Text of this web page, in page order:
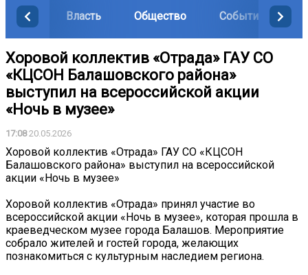
Власть Общество События
Хоровой коллектив «Отрада» ГАУ СО
«КЦСОН Балашовского района»
выступил на всероссийской акции
«Ночь в музее»
17:0820.05.2026
Хоровой коллектив «Отрада» ГАУ СО «КЦСОН
Балашовского района» выступил на всероссийской
акции «Ночь в музее»
Хоровой коллектив «Отрада» принял участие во
всероссийской акции «Ночь в музее», которая прошла в
краеведческом музее города Балашов. Мероприятие
собрало жителей и гостей города, желающих
познакомиться с культурным наследием региона.